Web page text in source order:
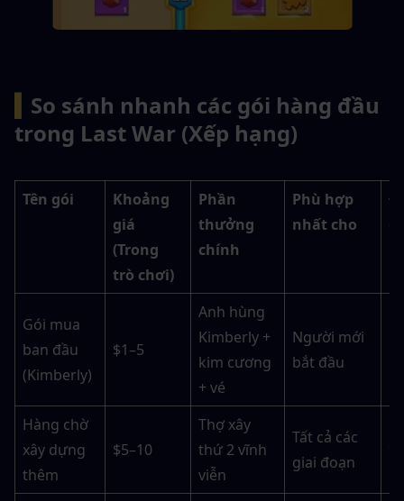
So sánh nhanh các gói hàng đầu
trong Last War (Xếp hạng)
Tên gói
Khoảng
giá
(Trong
trò chơi)
Phần
thưởng
chính
Phù hợp
nhất cho
Gói mua
ban đầu
(Kimberly)
$1–5
Anh hùng
Kimberly +
kim cương
+ vé
Người mới
bắt đầu
Hàng chờ
xây dựng
thêm
$5–10
Thợ xây
thứ 2 vĩnh
viễn
Tất cả các
giai đoạn